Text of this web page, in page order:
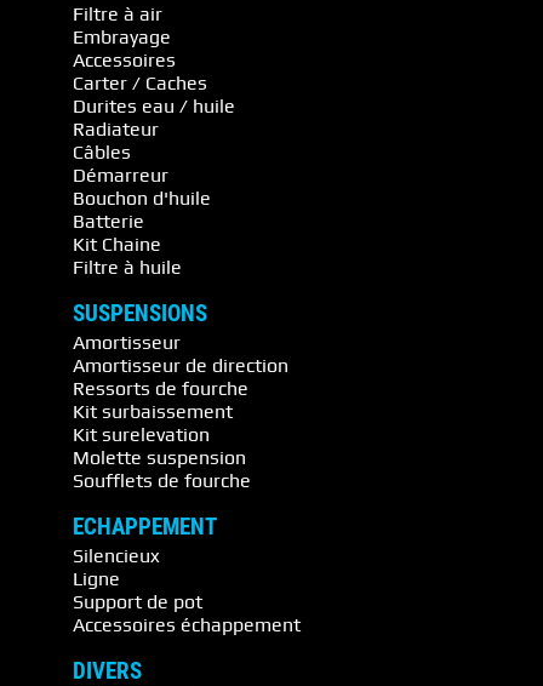
Filtre à air
Embrayage
Accessoires
Carter / Caches
Durites eau / huile
Radiateur
Câbles
Démarreur
Bouchon d'huile
Batterie
Kit Chaine
Filtre à huile
SUSPENSIONS
Amortisseur
Amortisseur de direction
Ressorts de fourche
Kit surbaissement
Kit surelevation
Molette suspension
Soufflets de fourche
ECHAPPEMENT
Silencieux
Ligne
Support de pot
Accessoires échappement
DIVERS